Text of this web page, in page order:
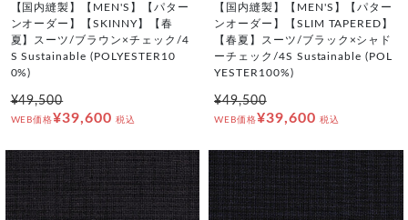
【国内縫製】【MEN'S】【パター
ンオーダー】【SKINNY】【春
夏】スーツ/ブラウン×チェック/4
S Sustainable (POLYESTER10
0%)
¥49,500
WEB価格¥39,600 税込
【国内縫製】【MEN'S】【パター
ンオーダー】【SLIM TAPERED】
【春夏】スーツ/ブラック×シャド
ーチェック/4S Sustainable (POL
YESTER100%)
¥49,500
WEB価格¥39,600 税込